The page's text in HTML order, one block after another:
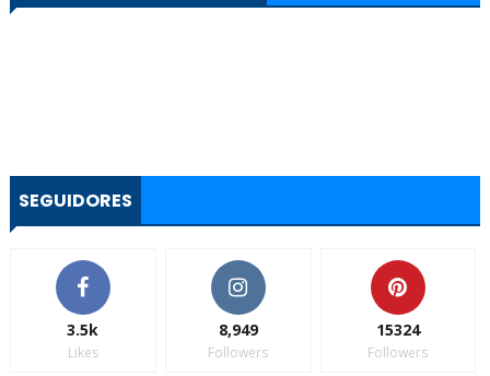
SEGUIDORES
3.5k
Likes
8,949
Followers
15324
Followers